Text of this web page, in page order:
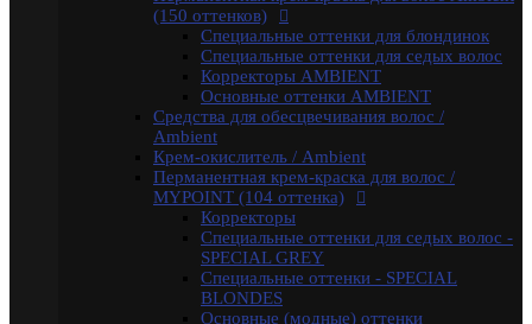
волос
Крем-окислитель / COLOR OXYCREAM
Гель-краска для волос тон в тон MYPOINT (33
оттенка)
Активаторы для окрашивания волос гель-
краской тон в тон
MYPOINT / Краска для бровей и ресниц
BTX Forte / Трехэтапная программа реконструкции
Ambient Form / Долговременная укладка волос
Ambient Expert Pro / Процедуры ухода за волосами
AMBIENT Moisture / Для ухода за сухими и ломкими
Ambient Volume / Для тонких волос
AMBIENT LONG / Ухода за длинными волосами
AMBIENT Revival / Для восстановления
(150 оттенков)
Специальные оттенки для блондинок
Специальные оттенки для седых волос
Корректоры AMBIENT
Основные оттенки AMBIENT
Средства для обесцвечивания волос /
Ambient
Крем-окислитель / Ambient
Перманентная крем-краска для волос /
MYPOINT (104 оттенка)
Корректоры
Специальные оттенки для седых волос -
SPECIAL GREY
Специальные оттенки - SPECIAL
BLONDES
Основные (модные) оттенки